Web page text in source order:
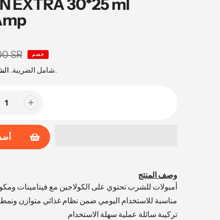
EXTRA 30*25 ml
SR خصم
شامل الضريبة.محسوبة عند السداد.
وصف المنتج
أمبولات للشرب تحتوي على الكولاجين مع فيتامينات
مناسبة للاستخدام اليومي ضمن نظام غذائي متوازن
تركيبة سائلة عملية سهلة الاستخدام